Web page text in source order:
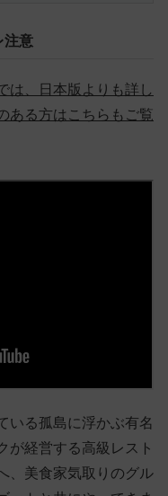
注意
は、日本版よりも詳し
ある方はこちらもご覧
いる孤島に浮かぶ有名
が経営する高級レスト
、美食家気取りのグル